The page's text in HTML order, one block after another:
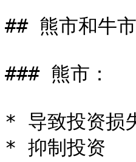
## 熊市和牛
### 熊市：
* 导致投资损
* 抑制投资